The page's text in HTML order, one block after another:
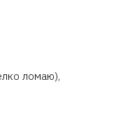
ломаю),